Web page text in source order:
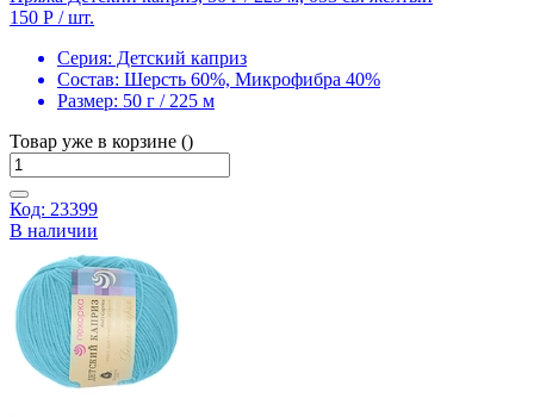
150 Р / шт.
Серия: Детский каприз
Состав: Шерсть 60%, Микрофибра 40%
Размер: 50 г / 225 м
Товар уже в корзине ()
Код: 23399
В наличии